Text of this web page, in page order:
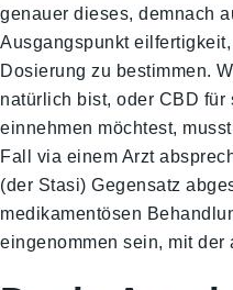
genauer dieses, demnach
Ausgangspunkt
Dosierung zu bestimmen.
natürlich bist, oder CBD für
einnehmen möchtest,
Fall via einem Arzt
(der Stasi) Gegensatz
medikamentösen
eingenommen sein, mit der